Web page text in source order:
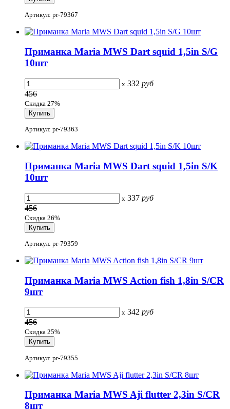
Артикул: pr-79367
Приманка Maria MWS Dart squid 1,5in S/G
10шт
x 332 руб
456
Скидка 27%
Артикул: pr-79363
Приманка Maria MWS Dart squid 1,5in S/K
10шт
x 337 руб
456
Скидка 26%
Артикул: pr-79359
Приманка Maria MWS Action fish 1,8in S/CR
9шт
x 342 руб
456
Скидка 25%
Артикул: pr-79355
Приманка Maria MWS Aji flutter 2,3in S/CR
8шт